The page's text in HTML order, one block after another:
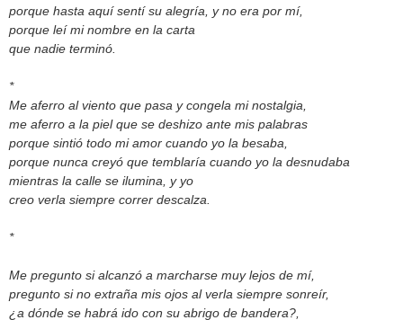
porque hasta aquí sentí su alegría, y no era por mí,
porque leí mi nombre en la carta
que nadie terminó.
*
Me aferro al viento que pasa y congela mi nostalgia,
me aferro a la piel que se deshizo ante mis palabras
porque sintió todo mi amor cuando yo la besaba,
porque nunca creyó que temblaría cuando yo la desnudaba
mientras la calle se ilumina, y yo
creo verla siempre correr descalza.
*
Me pregunto si alcanzó a marcharse muy lejos de mí,
pregunto si no extraña mis ojos al verla siempre sonreír,
¿a dónde se habrá ido con su abrigo de bandera?,